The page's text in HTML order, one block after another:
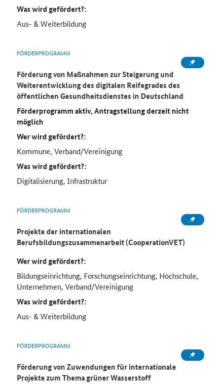
Was wird gefördert?:
Aus- & Weiterbildung
FÖRDERPROGRAMM
Förderung von Maßnahmen zur Steigerung und
Weiterentwicklung des digitalen Reifegrades des
öffentlichen Gesundheitsdienstes in Deutschland
Förderprogramm aktiv, Antragstellung derzeit nicht
möglich
Wer wird gefördert?:
Kommune, Verband/Vereinigung
Was wird gefördert?:
Digitalisierung, Infrastruktur
FÖRDERPROGRAMM
Projekte der internationalen
Berufsbildungszusammenarbeit (CooperationVET)
Wer wird gefördert?:
Bildungseinrichtung, Forschungseinrichtung, Hochschule,
Unternehmen, Verband/Vereinigung
Was wird gefördert?:
Aus- & Weiterbildung
FÖRDERPROGRAMM
Förderung von Zuwendungen für internationale
Projekte zum Thema grüner Wasserstoff